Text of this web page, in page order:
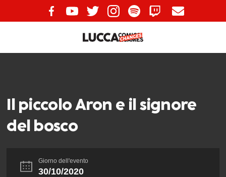
Il piccolo Aron e il signore
del bosco
Giorno dell'evento
30/10/2020